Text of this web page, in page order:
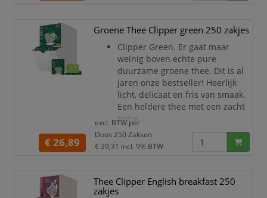
Groene Thee Clipper green 250 zakjes
Clipper Green. Er gaat maar
weinig boven echte pure
duurzame groene thee. Dit is al
jaren onze bestseller! Heerlijk
licht, delicaat en fris van smaak.
Een heldere thee met een zacht
tintje.
€ 26,89
excl. BTW per
Doos 250 Zakken
€ 29,31 incl. 9% BTW
Thee Clipper English breakfast 250
zakjes